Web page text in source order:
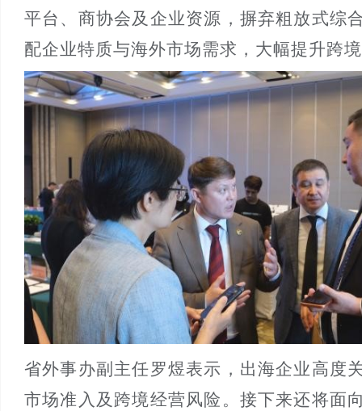
平台、商协会及企业资源，摒弃粗放式综
配企业特质与海外市场需求，大幅提升跨
省外事办副主任罗煜表示，出海企业高度
市场准入及跨境经营风险。接下来还将面